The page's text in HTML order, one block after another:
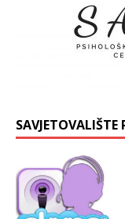
SAVJETOVALIŠTE